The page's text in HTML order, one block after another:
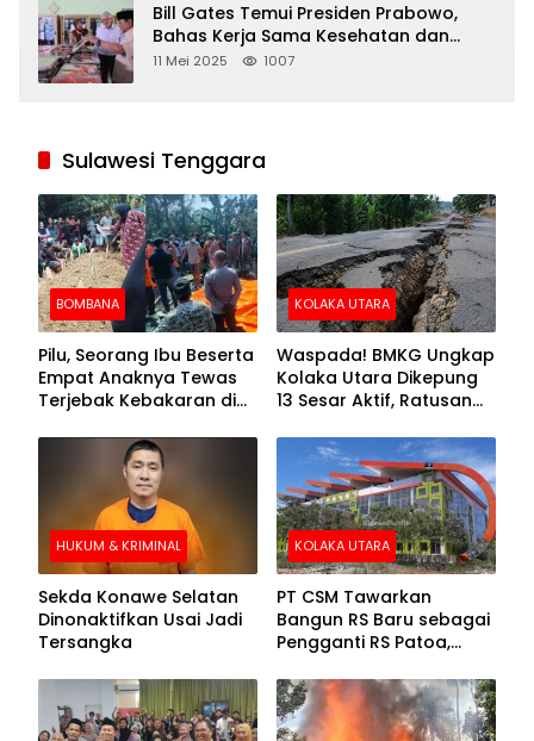
Bill Gates Temui Presiden Prabowo,
Bahas Kerja Sama Kesehatan dan
Program Makan Bergizi Gratis
11 Mei 2025 1007
Sulawesi Tenggara
BOMBANA
Pilu, Seorang Ibu Beserta
Empat Anaknya Tewas
Terjebak Kebakaran di
KOLAKA UTARA
Waspada! BMKG Ungkap
Kolaka Utara Dikepung
13 Sesar Aktif, Ratusan
HUKUM & KRIMINAL
Sekda Konawe Selatan
Dinonaktifkan Usai Jadi
Tersangka
KOLAKA UTARA
PT CSM Tawarkan
Bangun RS Baru sebagai
Pengganti RS Patoa,
Kolut